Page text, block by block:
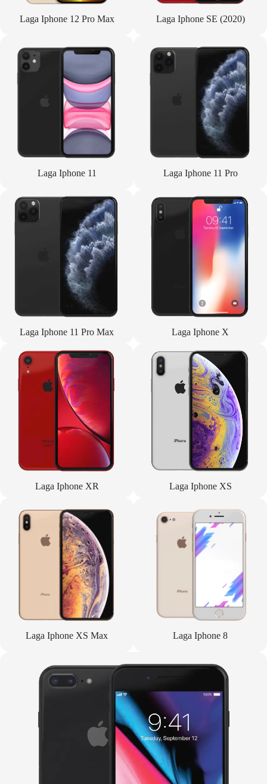
Laga Iphone 12 Pro Max Laga Iphone SE (2020)
Laga Iphone 11 Laga Iphone 11 Pro
Laga Iphone 11 Pro Max Laga Iphone X
Laga Iphone XR Laga Iphone XS
Laga Iphone XS Max Laga Iphone 8